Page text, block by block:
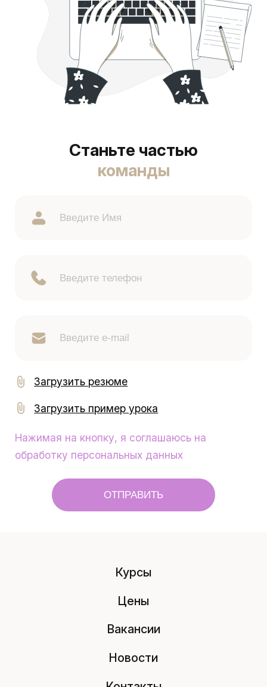
Станьте частью
команды
Загрузить резюме
Загрузить пример урока
Нажимая на кнопку, я соглашаюсь на
обработку персональных данных
ОТПРАВИТЬ
Курсы
Цены
Вакансии
Новости